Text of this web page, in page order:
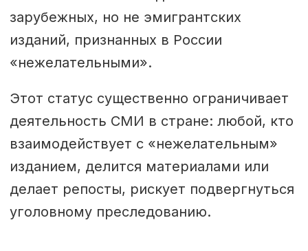
зарубежных, но не эмигрантских
изданий, признанных в России
«нежелательными».
Этот статус существенно ограничивает
деятельность СМИ в стране: любой, кто
взаимодействует с «нежелательным»
изданием, делится материалами или
делает репосты, рискует подвергнуться
уголовному преследованию.